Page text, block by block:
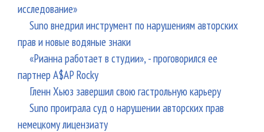
исследование»
Suno внедрил инструмент по нарушениям авторских
прав и новые водяные знаки
«Рианна работает в студии», - проговорился ее
партнер A$AP Rocky
Гленн Хьюз завершил свою гастрольную карьеру
Suno проиграла суд о нарушении авторских прав
немецкому лицензиату